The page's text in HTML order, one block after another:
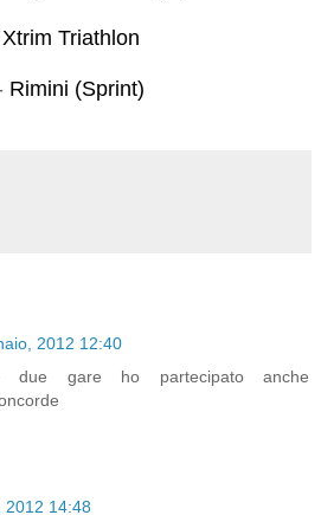
Xtrim Triathlon
Rimini (Sprint)
2012 12:40
due gare ho partecipato anche
2012 14:48